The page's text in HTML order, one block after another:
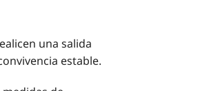
una salida
estable.